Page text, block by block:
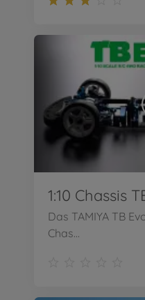
1:10 Chassis
Das TAMIYA TB
Chas...